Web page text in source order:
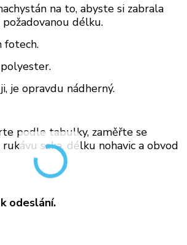
na to, abyste si zabrala
délku.
fotech.
je opravdu nádherný.
podle tabulky, zaměřte se
saka, délku nohavic a obvod
odeslání.